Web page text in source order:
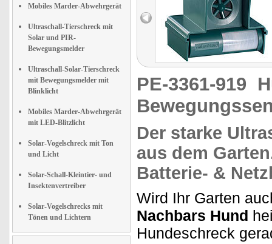
Mobiles Marder-Abwehrgerät
Ultraschall-Tierschreck mit
Solar und PIR-
Bewegungsmelder
Ultraschall-Solar-Tierschreck
mit Bewegungsmelder mit
Blinklicht
Mobiles Marder-Abwehrgerät
mit LED-Blitzlicht
Solar-Vogelschreck mit Ton
und Licht
Solar-Schall-Kleintier- und
Insektenvertreiber
Solar-Vogelschrecks mit
Tönen und Lichtern
PE-3361-919
Der starke
aus dem
Batterie- &
Wird Ihr Garten
Nachbars Hund
Hundeschreck